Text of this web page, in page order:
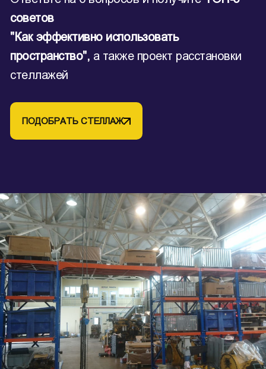
советов
"Как эффективно использовать
пространство", а также проект расстановки
стеллажей
ПОДОБРАТЬ СТЕЛЛАЖ